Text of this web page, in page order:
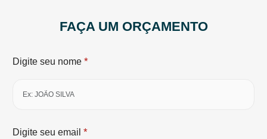
FAÇA UM ORÇAMENTO
Digite seu nome *
Digite seu email *